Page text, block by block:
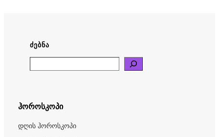
ᲫᲔᲑᲜᲐ
ჰოროსკოპი
დღის ჰოროსკოპი